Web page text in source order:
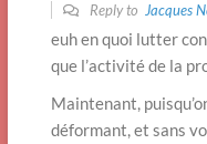
Reply to Jacques
euh en quoi lutter
que l’activité de la
Maintenant,
déformant, et sans